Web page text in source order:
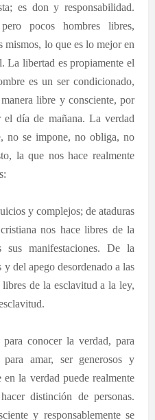
es don y responsabilidad.
pocos hombres libres,
mismos, lo que es lo mejor en
La libertad es propiamente el
es un ser condicionado,
libre y consciente, por
día de mañana. La verdad
no se impone, no obliga, no
la que nos hace realmente
y complejos; de ataduras
nos hace libres de la
manifestaciones. De la
y del apego desordenado a las
de la esclavitud a la ley,
conocer la verdad, para
amar, ser generosos y
la verdad puede realmente
distinción de personas.
y responsablemente se